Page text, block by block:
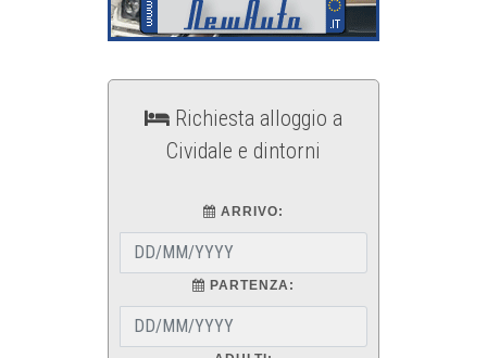
Richiesta alloggio a
Cividale e dintorni
ARRIVO:
PARTENZA: